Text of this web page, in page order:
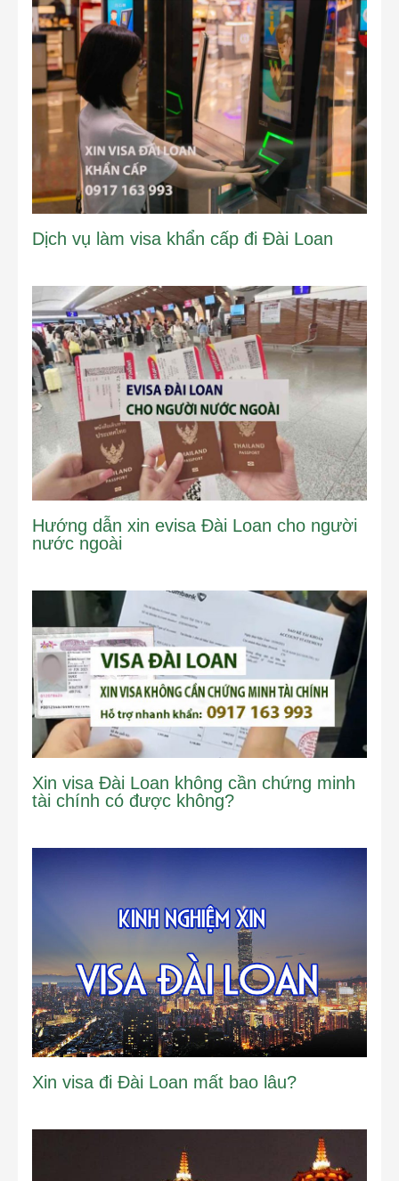
Dịch vụ làm visa khẩn cấp đi Đài Loan
Hướng dẫn xin evisa Đài Loan cho người
nước ngoài
Xin visa Đài Loan không cần chứng minh
tài chính có được không?
Xin visa đi Đài Loan mất bao lâu?